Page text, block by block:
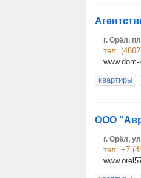
г. Орёл,
тел:
квартиры
ООО
г. Орёл,
тел: +7